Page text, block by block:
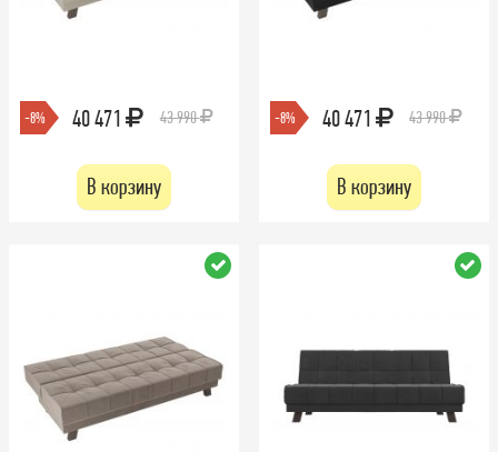
-8% 40 471 43 990
В корзину
-8% 40 471 43 990
В корзину